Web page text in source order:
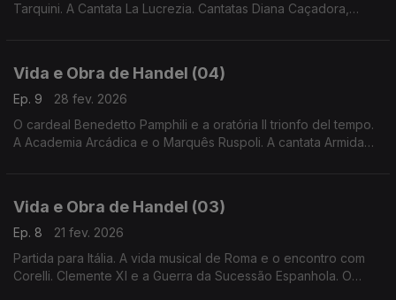
Tarquini. A Cantata La Lucrezia. Cantatas Diana Caçadora,
Vida e Obra de Handel (04)
Ep. 9
28 fev. 2026
O cardeal Benedetto Pamphili e a oratória Il trionfo del tempo.
A Academia Arcádica e o Marquês Ruspoli. A cantata Armida
Vida e Obra de Handel (03)
Ep. 8
21 fev. 2026
Partida para Itália. A vida musical de Roma e o encontro com
Corelli. Clemente XI e a Guerra da Sucessão Espanhola. O